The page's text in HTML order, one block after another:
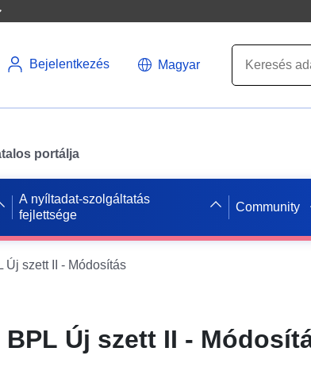
Bejelentkezés Magyar
portálja
A nyíltadat-szolgáltatás
fejlettsége
Community
Új szett II - Módosítás
BPL Új szett II -